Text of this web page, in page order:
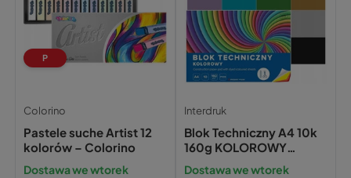
P
Colorino
Pastele suche Artist 12
kolorów – Colorino
Dostawa we wtorek
Interdruk
Blok Techniczny A4 10k
160g KOLOROWY
Interdruk
Dostawa we wtorek